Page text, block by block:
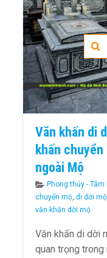
Văn khấn di
khấn
ngoài Mộ
Categories
Phong thủy - Tâm
chuyển mộ, di dời mộ
văn khấn dời mộ
Văn khấn di dời
quan trọng